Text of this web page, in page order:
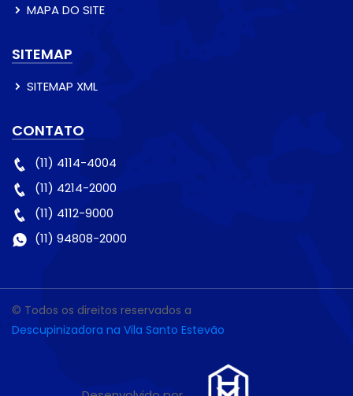
MAPA DO SITE
SITEMAP
SITEMAP XML
CONTATO
(11) 4114-4004
(11) 4214-2000
(11) 4112-9000
(11) 94808-2000
© Todos os direitos reservados a
Descupinizadora na Vila Santo Estevão